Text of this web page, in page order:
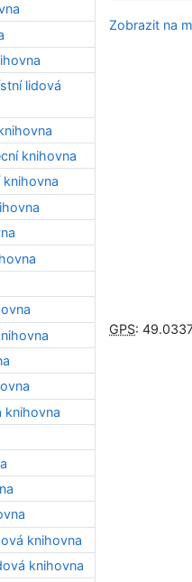
Zobrazit na
GPS:
lidová
knihovna
knihovna
knihovna
knihovna